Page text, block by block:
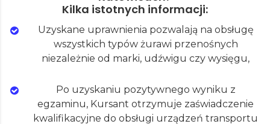
Kilka istotnych informacji:
Uzyskane uprawnienia pozwalają na obsługę
wszystkich typów żurawi przenośnych
niezależnie od marki, udźwigu czy wysięgu,
Po uzyskaniu pozytywnego wyniku z
egzaminu, Kursant otrzymuje zaświadczenie
kwalifikacyjne do obsługi urządzeń transportu